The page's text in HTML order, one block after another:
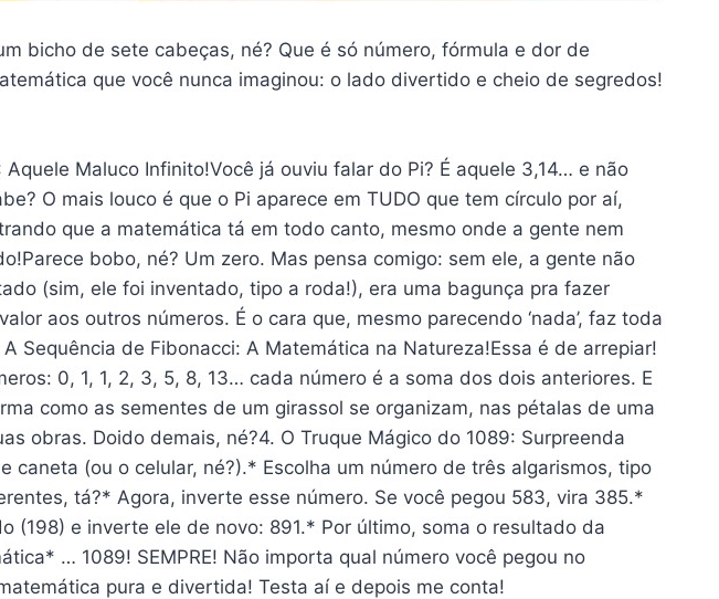
bicho de sete cabeças, né? Que é só número, fórmula e dor de
que você nunca imaginou: o lado divertido e cheio de segredos!
Maluco Infinito!Você já ouviu falar do Pi? É aquele 3,14… e não
O mais louco é que o Pi aparece em TUDO que tem círculo por aí,
que a matemática tá em todo canto, mesmo onde a gente nem
bobo, né? Um zero. Mas pensa comigo: sem ele, a gente não
(sim, ele foi inventado, tipo a roda!), era uma bagunça pra fazer
aos outros números. É o cara que, mesmo parecendo ‘nada’, faz toda
Sequência de Fibonacci: A Matemática na Natureza!Essa é de arrepiar!
0, 1, 1, 2, 3, 5, 8, 13… cada número é a soma dos dois anteriores. E
como as sementes de um girassol se organizam, nas pétalas de uma
obras. Doido demais, né?4. O Truque Mágico do 1089: Surpreenda
caneta (ou o celular, né?).* Escolha um número de três algarismos, tipo
tá?* Agora, inverte esse número. Se você pegou 583, vira 385.*
(198) e inverte ele de novo: 891.* Por último, soma o resultado da
… 1089! SEMPRE! Não importa qual número você pegou no
pura e divertida! Testa aí e depois me conta!